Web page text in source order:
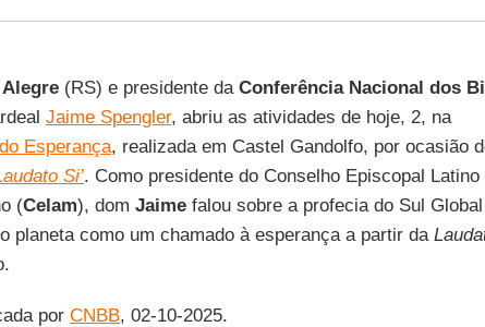
(RS) e presidente daConferência Nacional dos
Jaime Spengler, abriu as atividades de hoje, 2, na
Esperança, realizada em Castel Gandolfo, por ocasião
Si’. Como presidente do Conselho Episcopal Latino
(Celam), dom Jaimefalou sobre a profecia do Sul
planeta como um chamado à esperança a partir da
por CNBB, 02-10-2025.